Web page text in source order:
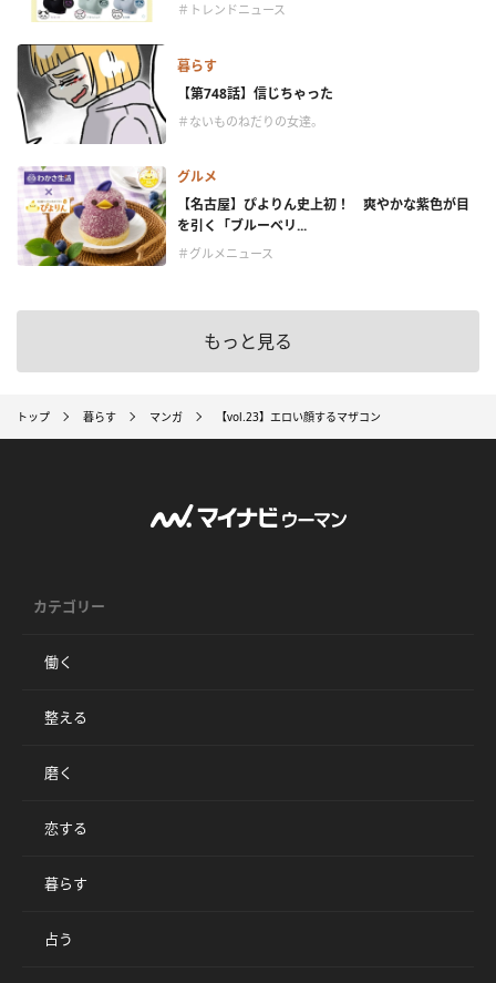
＃トレンドニュース
暮らす
【第748話】信じちゃった
＃ないものねだりの女達。
グルメ
【名古屋】ぴよりん史上初！ 爽やかな紫色が目
を引く「ブルーベリ...
＃グルメニュース
もっと見る
トップ 暮らす マンガ 【vol.23】エロい顔するマザコン
カテゴリー
働く
整える
磨く
恋する
暮らす
占う